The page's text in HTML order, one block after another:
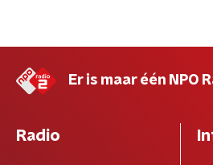
Er is maar één NPO
Radio